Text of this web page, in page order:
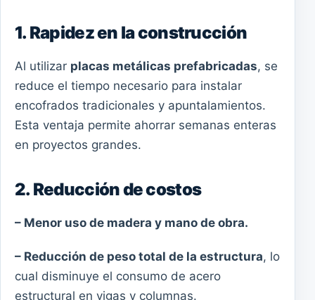
1. Rapidez en la construcción
Al utilizar placas metálicas prefabricadas, se
reduce el tiempo necesario para instalar
encofrados tradicionales y apuntalamientos.
Esta ventaja permite ahorrar semanas enteras
en proyectos grandes.
2. Reducción de costos
– Menor uso de madera y mano de obra.
– Reducción de peso total de la estructura, lo
cual disminuye el consumo de acero
estructural en vigas y columnas.